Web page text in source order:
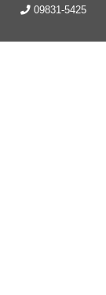
09831-5425